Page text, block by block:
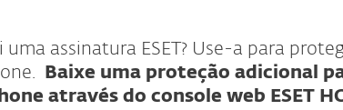
uma assinatura ESET? Use-a para
Baixe uma proteção adicional
através do console web ESET